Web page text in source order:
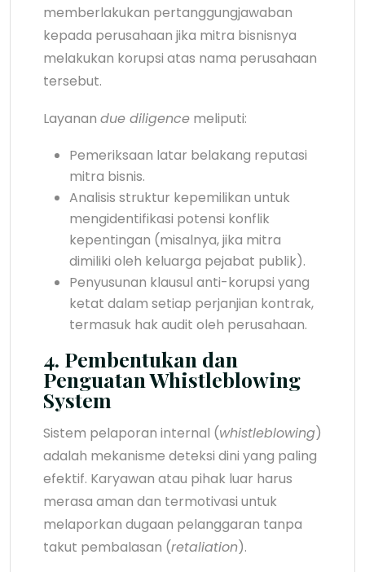
memberlakukan pertanggungjawaban
kepada perusahaan jika mitra bisnisnya
melakukan korupsi atas nama perusahaan
tersebut.
Layanan due diligence meliputi:
Pemeriksaan latar belakang reputasi
mitra bisnis.
Analisis struktur kepemilikan untuk
mengidentifikasi potensi konflik
kepentingan (misalnya, jika mitra
dimiliki oleh keluarga pejabat publik).
Penyusunan klausul anti-korupsi yang
ketat dalam setiap perjanjian kontrak,
termasuk hak audit oleh perusahaan.
4. Pembentukan dan
Penguatan Whistleblowing
System
Sistem pelaporan internal (whistleblowing)
adalah mekanisme deteksi dini yang paling
efektif. Karyawan atau pihak luar harus
merasa aman dan termotivasi untuk
melaporkan dugaan pelanggaran tanpa
takut pembalasan (retaliation).